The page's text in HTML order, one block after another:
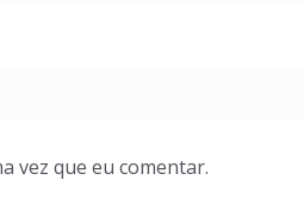
vez que eu comentar.